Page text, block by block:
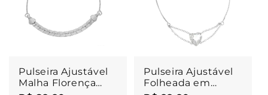
Pulseira Ajustável
Malha Florença
Pulseira Ajustável
Folheada em